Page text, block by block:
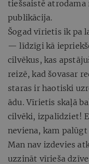
tiešsaistē atrodama
publikācija.
Šogad vīrietis ik pa
— līdzīgi kā
cilvēkus, kas
reizē, kad šovasar
staras ir haotiski
ādu. Vīrietis skaļā
cilvēki, izpalīdziet!
neviena, kam
Man nav izdevies
uzzināt vīrieša